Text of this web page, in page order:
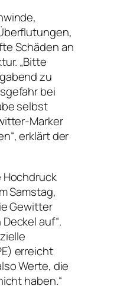
Schäden an
„Bitte
zu
bei
selbst
Marker
erklärt der
Samstag,
Gewitter
auf“.
erreicht
Werte, die
haben.“